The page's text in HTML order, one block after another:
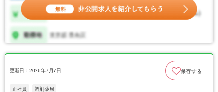
更新日：2026年7月7日 保存する
正社員 調剤薬局